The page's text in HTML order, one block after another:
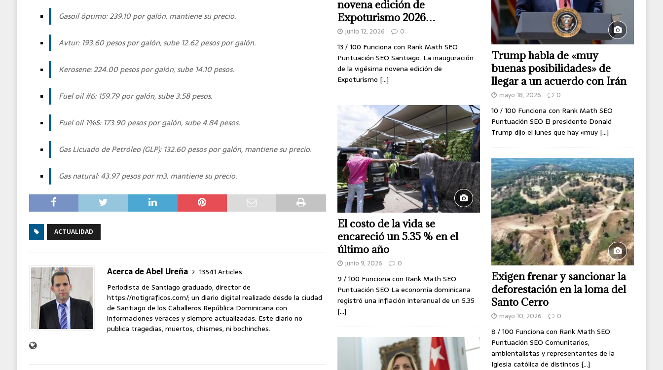
Gasoil óptimo: 239.10 por galón, mantiene su precio.
Avtur: 193.60 pesos por galón, sube 12.62 pesos por galón.
Kerosene: 224.00 pesos por galón, sube 14.10 pesos.
Fuel oil#6: 159.79 por galón, sube 3.58 pesos.
Fuel oil1%S: 173.90 pesos por galón, sube 4.84 pesos.
Gas Licuado de Petróleo (GLP): 132.60 pesos por galón, mantiene su precio.
Gas natural: 43.97 pesos por m3, mantiene su precio.
ACTUALIDAD
Acerca de Abel Ureña
13541 Articles
Periodista de Santiago graduado, director de
https://notigraficos.com/; un diario digital realizado desde la ciudad
de Santiago de los Caballeros República Dominicana con
informaciones veraces y siempre actualizadas. Este diario no
publica tragedias, muertos, chismes, ni bochinches.
novena edición de
Expoturismo 2026…
junio 12, 2026 0
13 / 100 Funciona con Rank Math SEO
Puntuación SEO Santiago. La inauguración
de la vigésima novena edición de
Expoturismo [...]
El costo de la vida se
encareció un 5.35 % en el
último año
junio 9, 2026 0
9 / 100 Funciona con Rank Math SEO
Puntuación SEO La economía dominicana
registró una inflación interanual de un 5.35
[...]
Trump habla de «muy
buenas posibilidades» de
llegar a un acuerdo con Irán
mayo 18, 2026 0
10 / 100 Funciona con Rank Math SEO
Puntuación SEO El presidente Donald
Trump dijo el lunes que hay «muy [...]
Exigen frenar y sancionar la
deforestación en la loma del
Santo Cerro
mayo 10, 2026 0
8 / 100 Funciona con Rank Math SEO
Puntuación SEO Comunitarios,
ambientalistas y representantes de la
Iglesia católica de distintos [...]